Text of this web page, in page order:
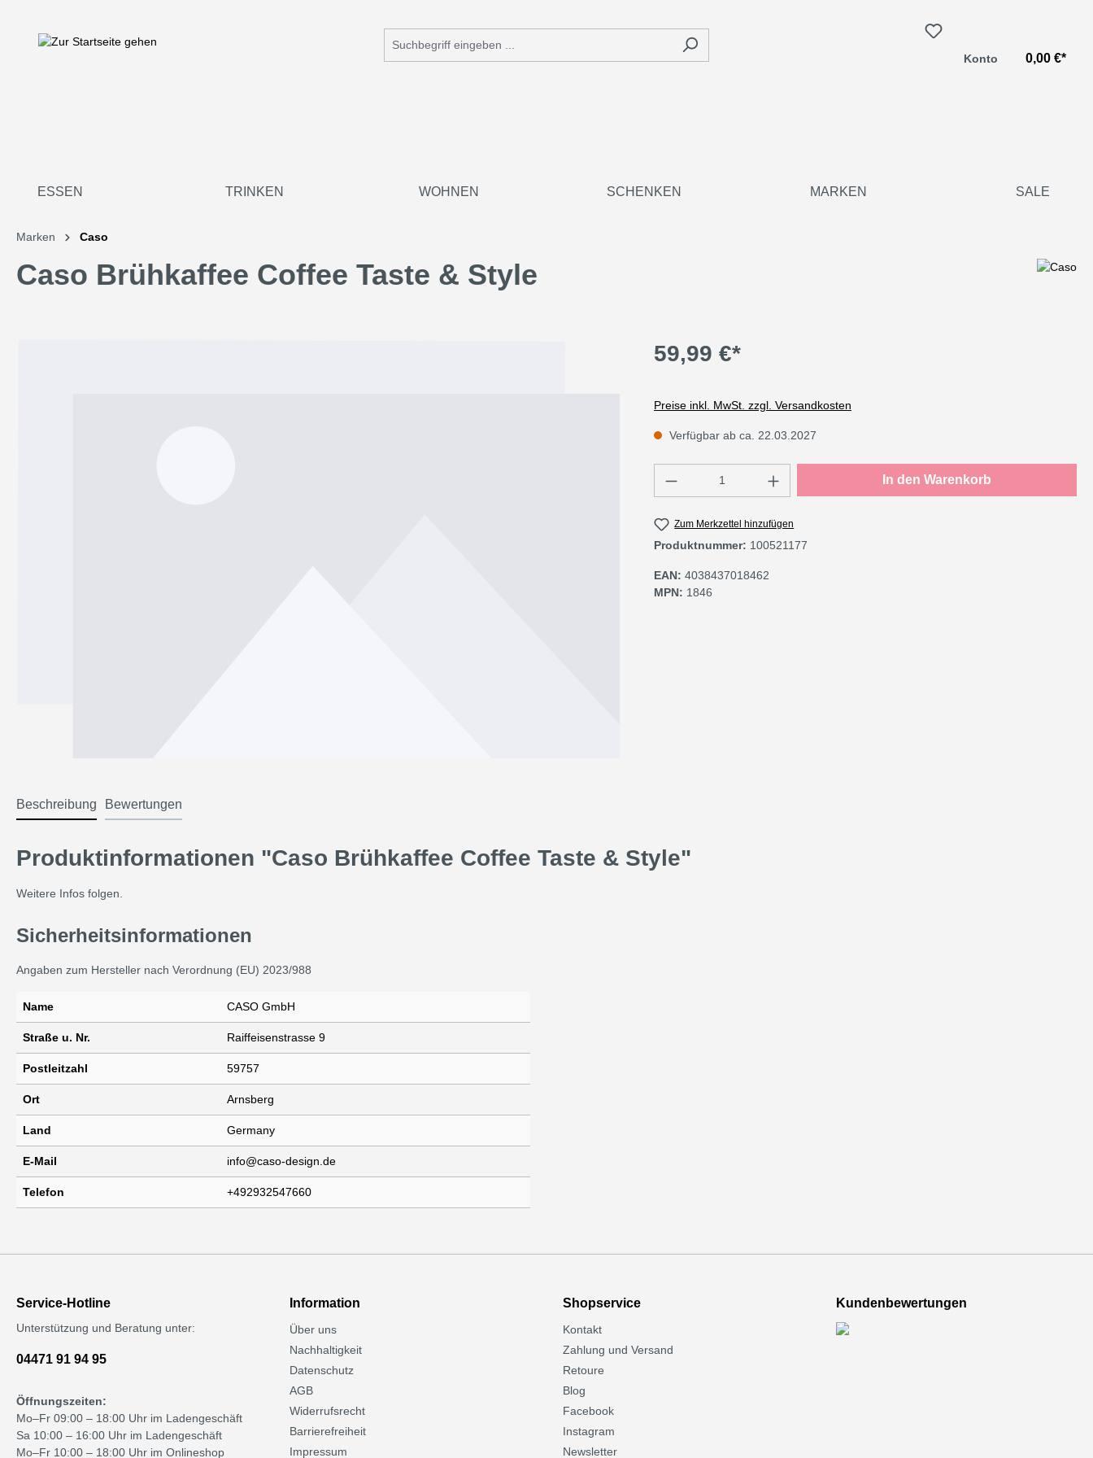
Konto 0,00 €*
ESSEN TRINKEN WOHNEN SCHENKEN MARKEN SALE
Marken Caso
Caso Brühkaffee Coffee Taste & Style
59,99 €*
Preise inkl. MwSt. zzgl. Versandkosten
Verfügbar ab ca. 22.03.2027
Produkt Anzahl: Gib den gewünschten Wert ein
In den Warenkorb
Zum Merkzettel hinzufügen
Produktnummer: 100521177
EAN: 4038437018462
MPN: 1846
Beschreibung Bewertungen
Produktinformationen "Caso Brühkaffee Coffee Taste & Style"
Weitere Infos folgen.
Sicherheitsinformationen
Angaben zum Hersteller nach Verordnung (EU) 2023/988
Name CASO GmbH
Straße u. Nr. Raiffeisenstrasse 9
Postleitzahl 59757
Ort Arnsberg
Land Germany
E-Mail info@caso-design.de
Telefon +492932547660
Service-Hotline
Unterstützung und Beratung unter:
04471 91 94 95
Öffnungszeiten:
Mo–Fr 09:00 – 18:00 Uhr im Ladengeschäft
Sa 10:00 – 16:00 Uhr im Ladengeschäft
Mo–Fr 10:00 – 18:00 Uhr im Onlineshop
Information
Über uns
Nachhaltigkeit
Datenschutz
AGB
Widerrufsrecht
Barrierefreiheit
Impressum
Shopservice
Kontakt
Zahlung und Versand
Retoure
Blog
Facebook
Instagram
Newsletter
Kundenbewertungen